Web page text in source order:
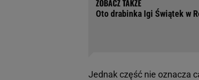
Oto drabinka Igi Świątek w
Jednak część nie oznacza